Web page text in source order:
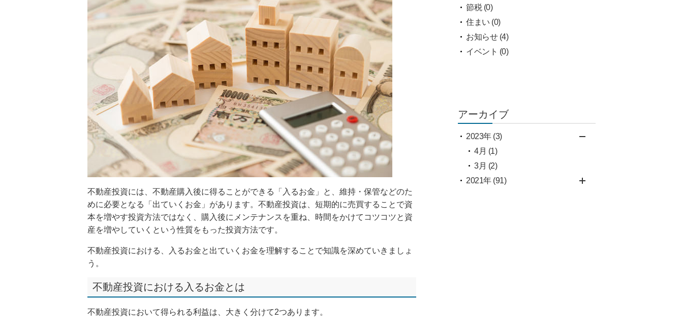
節税 (0)
住まい (0)
お知らせ (4)
イベント (0)
アーカイブ
2023年 (3)
4月 (1)
3月 (2)
2021年 (91)
不動産投資には、不動産購入後に得ることができる「入るお金」と、維持・保管などのた
めに必要となる「出ていくお金」があります。不動産投資は、短期的に売買することで資
本を増やす投資方法ではなく、購入後にメンテナンスを重ね、時間をかけてコツコツと資
産を増やしていくという性質をもった投資方法です。
不動産投資における、入るお金と出ていくお金を理解することで知識を深めていきましょ
う。
不動産投資における入るお金とは
不動産投資において得られる利益は、大きく分けて2つあります。